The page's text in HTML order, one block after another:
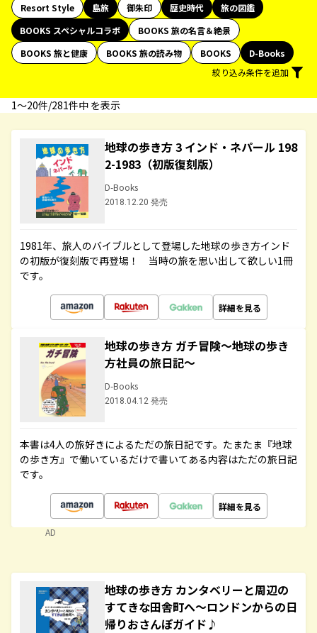
Resort Style
島旅 御朱印 歴史時代
旅の図鑑
BOOKS スペシャルコラボ
BOOKS 旅の名言＆絶景
BOOKS 旅と健康
BOOKS 旅の読み物 BOOKS
D-Books
絞り込み条件を追加
1〜20件/281件中 を表示
地球の歩き方 3 インド・ネパール 198
2-1983（初版復刻版）
D-Books
2018.12.20 発売
1981年、旅人のバイブルとして登場した地球の歩き方インド
の初版が復刻版で再登場！ 当時の旅を思い出して欲しい1冊
です。
詳細を見る
地球の歩き方 ガチ冒険～地球の歩き
方社員の旅日記～
D-Books
2018.04.12 発売
本書は4人の旅好きによるただの旅日記です。たまたま『地球
の歩き方』で働いているだけで書いてある内容はただの旅日記
です。
詳細を見る
AD
地球の歩き方 カンタベリーと周辺の
すてきな田舎町へ～ロンドンからの日
帰りおさんぽガイド♪